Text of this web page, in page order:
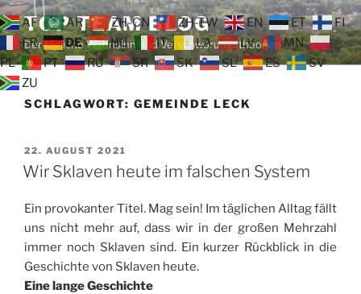
Zum
Inhalt
springen
TOP TEAM BLOG
Der tägliche Wahnsinn und Verschwörungstheorien
SCHLAGWORT: GEMEINDE LECK
VERÖFFENTLICHT
AM
22. AUGUST 2021
Wir Sklaven heute im falschen System
Ein provokanter Titel. Mag sein! Im täglichen Alltag fällt
uns nicht mehr auf, dass wir in der großen Mehrzahl
immer noch Sklaven sind. Ein kurzer Rückblick in die
Geschichte von Sklaven heute.
Eine lange Geschichte
AF AR ZH-CN ZH-TW EN ET
FI
FR
DE HU IT LA LV
MN
PL
PT RU SR SK SL ES
SV
ZU